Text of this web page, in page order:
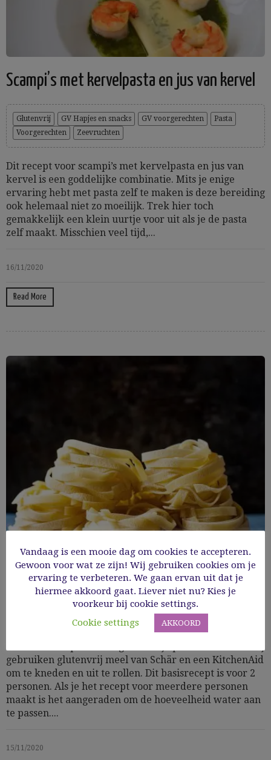
Scampi’s met kervelpasta en jus van kervel
Glutenvrij GV Hapjes en snacks GV voorgerechten
Pasta
Voorgerechten
Zeevruchten
Dit recept voor scampi’s met kervelpasta en jus van
kervel is een goddelijke combinatie. Mits je enige
ervaring hebt met pasta zelf te maken is deze bereiding
ook helemaal niet zo moeilijk. Trek hier toch
gemakkelijk een klein uurtje voor uit als je de pasta
zelf maakt. Misschien veel tijd,...
16/11/2020
Read More
Zelf glutenvrije pasta maken
Glutenvrije pasta
GV bijgerechten en basics
Dit is ons recept om zelf glutenvrije pasta te maken. Wij
gebruiken glutenvrij meel van Schär en een KitchenAid
om te kneden en uit te rollen. Dit basisrecept is voor 2
personen. Als je het recept voor meerdere personen
maakt is het aangeraden om de hoeveelheid water aan
te passen....
15/11/2020
Vandaag is een mooie dag om cookies te accepteren.
Gewoon voor wat ze zijn! Wij gebruiken cookies om je
ervaring te verbeteren. We gaan ervan uit dat je
hiermee akkoord gaat. Liever niet nu? Kies je
voorkeur bij cookie settings.
Cookie settings
AKKOORD